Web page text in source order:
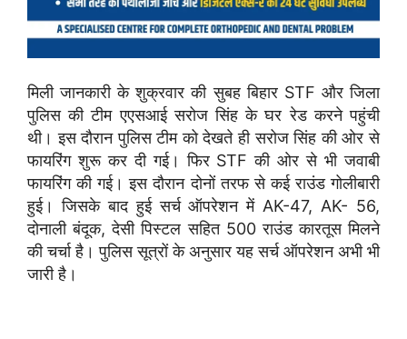
मिली जानकारी के शुक्रवार की सुबह बिहार STF और जिला
पुलिस की टीम एएसआई सरोज सिंह के घर रेड करने पहुंची
थी। इस दौरान पुलिस टीम को देखते ही सरोज सिंह की ओर से
फायरिंग शुरू कर दी गई। फिर STF की ओर से भी जवाबी
फायरिंग की गई। इस दौरान दोनों तरफ से कई राउंड गोलीबारी
हुई। जिसके बाद हुई सर्च ऑपरेशन में AK-47, AK- 56,
दोनाली बंदूक, देसी पिस्टल सहित 500 राउंड कारतूस मिलने
की चर्चा है। पुलिस सूत्रों के अनुसार यह सर्च ऑपरेशन अभी भी
जारी है।